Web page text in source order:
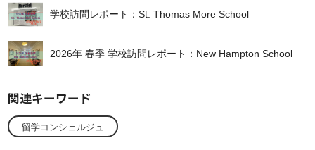
学校訪問レポート：St. Thomas More School
2026年 春季 学校訪問レポート：New Hampton School
関連キーワード
留学コンシェルジュ